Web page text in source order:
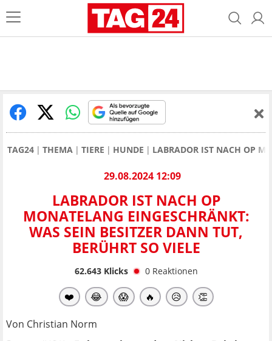
TAG24 THEMA TIERE HUNDE LABRADOR IST NACH OP
29.08.2024 12:09
LABRADOR IST NACH OP
MONATELANG EINGESCHRÄNKT:
WAS SEIN BESITZER DANN TUT,
BERÜHRT SO VIELE
62.643Klicks 0 Reaktionen
❤️ 😂 😱 🔥 😥 👏
Von Christian Norm